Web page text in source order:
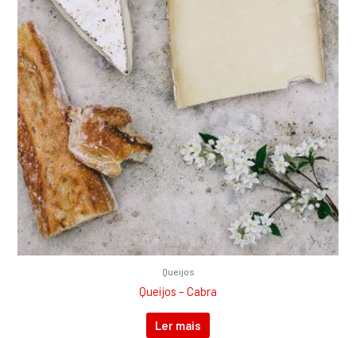
Queijos
Queijos – Cabra
Ler mais